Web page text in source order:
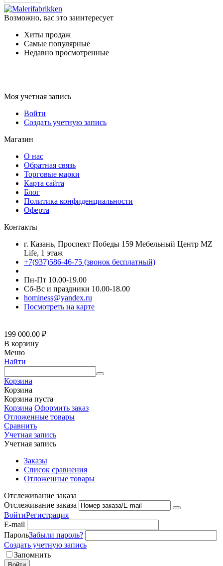
Возможно, вас это заинтересует
Хиты продаж
Самые популярные
Недавно просмотренные
Моя учетная запись
Войти
Создать учетную запись
Магазин
О нас
Обратная связь
Торговые марки
Карта сайта
Блог
Политика конфиденциальности
Оферта
Контакты
г. Казань, Проспект Победы 159 Мебельный Центр MZ
Life, 1 этаж
+7(937)586-46-75 (звонок бесплатный)
Пн-Пт 10.00-19.00
Сб-Вс и праздники 10.00-18.00
hominess@yandex.ru
Посмотреть на карте
199 000.00 ₽
В корзину
Меню
Найти
Корзина
Корзина
Корзина пуста
Корзина Оформить заказ
Отложенные товары
Сравнить
Учетная запись
Учетная запись
Заказы
Список сравнения
Отложенные товары
Отслеживание заказа
Отслеживание заказа
ВойтиРегистрация
E-mail
ПарольЗабыли пароль?
Создать учетную запись
Запомнить